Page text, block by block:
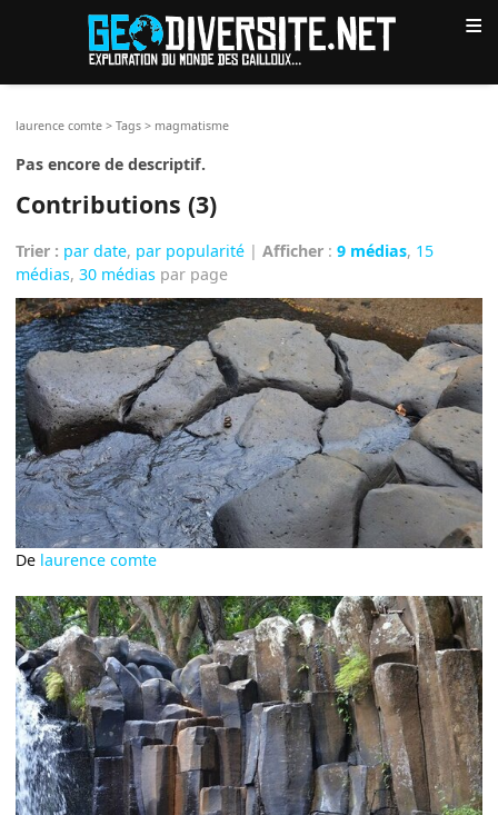
≡
laurence comte >Tags > magmatisme
Pas encore de descriptif.
Contributions (3)
Trier : par date, par popularité |Afficher :9 médias, 15
médias,30 médias par page
De laurence comte